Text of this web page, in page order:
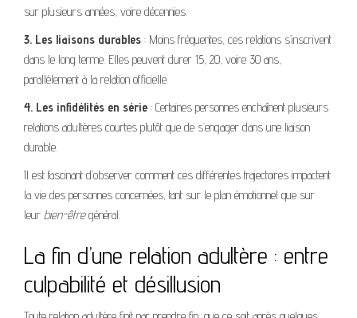
sur plusieurs années, voire décennies.
3. Les liaisons durables : Moins fréquentes, ces relations s’inscrivent
dans le long terme. Elles peuvent durer 15, 20, voire 30 ans,
parallèlement à la relation officielle.
4. Les infidélités en série : Certaines personnes enchaînent plusieurs
relations adultères courtes plutôt que de s’engager dans une liaison
durable.
Il est fascinant d’observer comment ces différentes trajectoires impactent
la vie des personnes concernées, tant sur le plan émotionnel que sur
leur bien-êtregénéral.
La fin d’une relation adultère : entre
culpabilité et désillusion